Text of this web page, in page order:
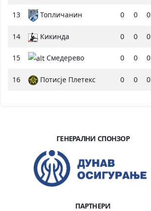
13 Топличанин 0 0 0
14 Кикинда 0 0 0
15 Смедерево 0 0 0
16 Потисје Плетекс 0 0 0
ГЕНЕРАЛНИ СПОНЗОР
ПАРТНЕРИ